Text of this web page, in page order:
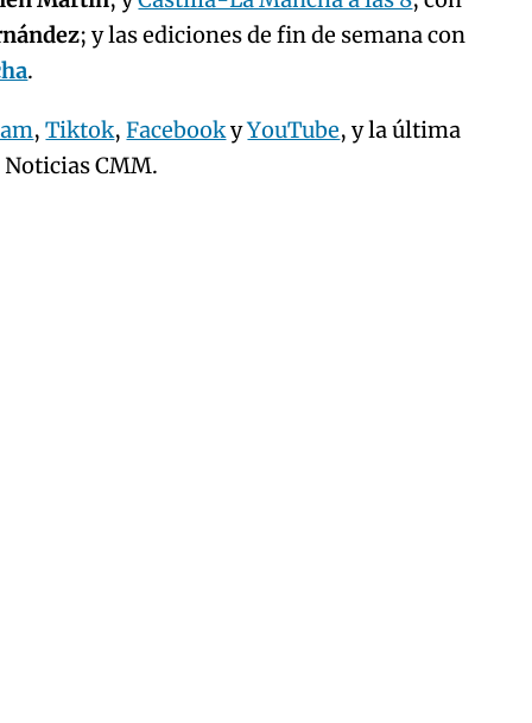
; y las ediciones de fin de semana con
.
,Tiktok,FacebookyYouTube, y la última
CMM.